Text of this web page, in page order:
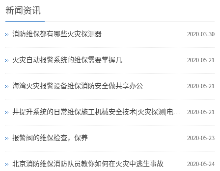
新闻资讯
2020-03-30
消防维保都有哪些火灾探测器
2020-05-21
火灾自动报警系统的维保需要掌握几
2020-05-21
海湾火灾报警设备维保消防安全做共享办公
2020-05-21
井提升系统的日常维保施工机械安全技术|火灾探测|电气测试
2020-05-23
报警阀的维保检查，保养
2020-05-24
北京消防维保消防队员教你如何在火灾中逃生事故